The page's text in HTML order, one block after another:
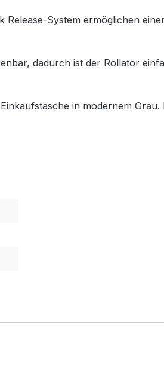
Release-System ermöglichen
dadurch ist der Rollator
in modernem